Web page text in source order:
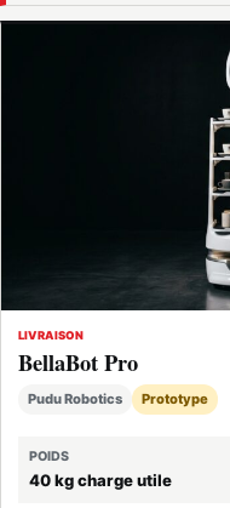
LIVRAISON
BellaBot Pro
Pudu Robotics Prototype
POIDS
40 kg charge utile